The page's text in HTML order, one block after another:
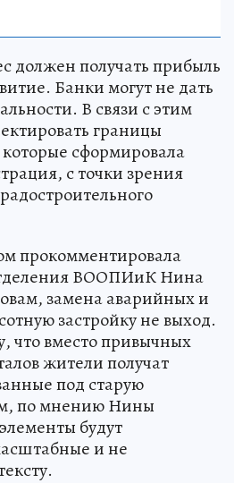
должен получать прибыль
Банки могут не дать
В связи с этим
границы
сформировала
с точки зрения
прокомментировала
ВООПИиК Нина
замена аварийных и
застройку не выход.
что вместо привычных
жители получат
под старую
по мнению Нины
будут
и не